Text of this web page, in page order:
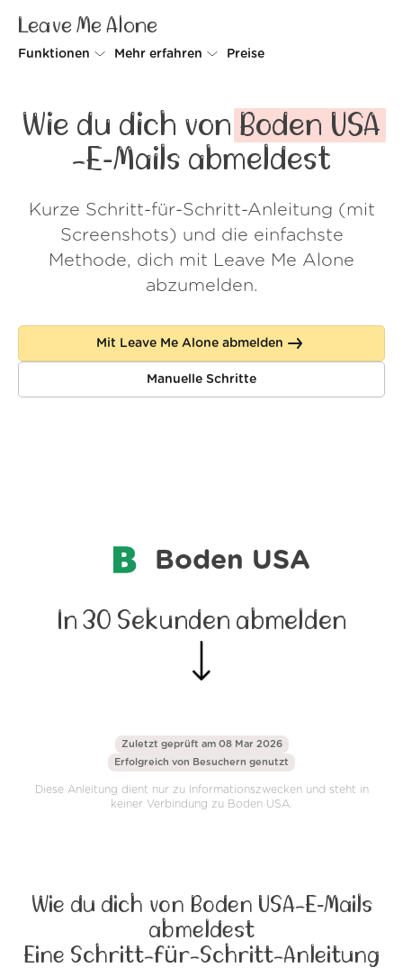
Leave Me Alone
Funktionen
Spam Blocker
Mehr erfahren
Kundenstimmen
FAQ
Preise
Wie du dich von Boden USA
-E‑Mails abmeldest
Kurze Schritt-für-Schritt-Anleitung (mit
Screenshots) und die einfachste
Methode, dich mit Leave Me Alone
abzumelden.
Mit Leave Me Alone abmelden
Manuelle Schritte
Boden USA
In 30 Sekunden abmelden
Zuletzt geprüft am 08 Mar 2026
Erfolgreich von Besuchern genutzt
Diese Anleitung dient nur zu Informationszwecken und steht in
keiner Verbindung zu Boden USA.
Wie du dich von Boden USA-E‑Mails
abmeldest
Eine Schritt-für-Schritt-Anleitung